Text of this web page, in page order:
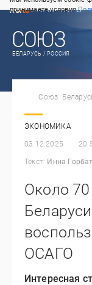
принимаете условия
СВЕЖИЙ НОМЕР
БЕЛАРУСЬ / РОССИЯ
ЭКОНОМИКА
03.12.2025
Текст: Инна
Союз.
Около
ОСАГО
Интересная